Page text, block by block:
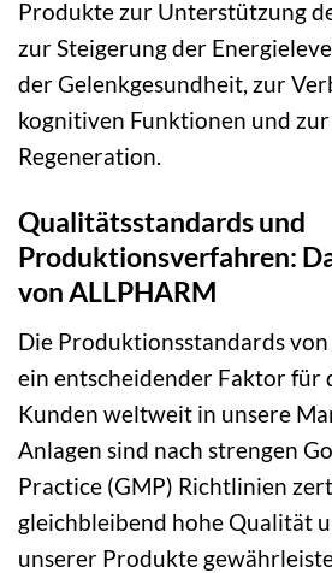
Produkte zur Unterstützung
zur Steigerung der
der Gelenkgesundheit, zur
kognitiven Funktionen und
Regeneration.
Qualitätsstandards und
Produktionsverfahren:
von ALLPHARM
Die Produktionsstandards von
ein entscheidender Faktor für
Kunden weltweit in unsere
Anlagen sind nach strengen
Practice (GMP) Richtlinien
gleichbleibend hohe Qualität
unserer Produkte